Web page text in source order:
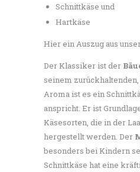
Schnittkäse und
Hartkäse
Hier ein Auszug aus
Der Klassiker ist der
seinem
Aroma ist es ein
anspricht. Er ist
Käsesorten, die in der
hergestellt werden. Der
besonders bei Kindern
Schnittkäse hat eine